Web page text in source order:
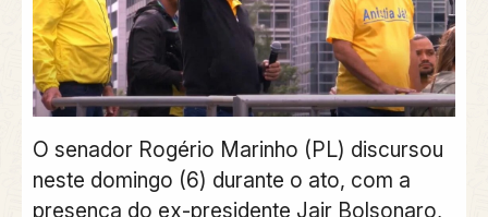
O senador Rogério Marinho (PL) discursou
neste domingo (6) durante o ato, com a
presença do ex-presidente Jair Bolsonaro,